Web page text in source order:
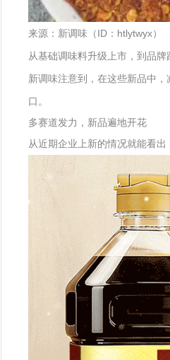
来源：新调味（ID：htlytwyx）
从基础调味料升级上市，到品
新调味注意到，在这些新品中
口。
多赛道发力，新品遍地开花
从近期企业上新的情况就能看